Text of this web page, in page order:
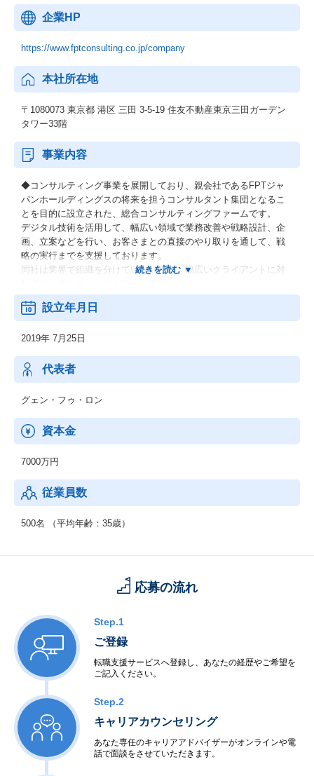
企業HP
https://www.fptconsulting.co.jp/company
本社所在地
〒1080073 東京都 港区 三田 3-5-19 住友不動産東京三田ガーデン
タワー33階
事業内容
◆コンサルティング事業を展開しており、親会社であるFPTジャ
パンホールディングスの将来を担うコンサルタント集団となるこ
とを目的に設立された、総合コンサルティングファームです。
デジタル技術を活用して、幅広い領域で業務改善や戦略設計、企
画、立案などを行い、お客さまとの直接のやり取りを通して、戦
略の実行までを支援しております。
同社は業界で組織を分けていないため、幅広いクライアントに対
【ソリューション例】
・ERP/SAP
・DX
・Salesforce
・LCP(ローコードプログラム)
・BPO
・BPG(ビジネスプロデューサー)
・MS(マネージドサービス)
設立年月日
2019年 7月25日
代表者
グェン・フゥ・ロン
資本金
7000万円
従業員数
500名 （平均年齢：35歳）
応募の流れ
Step.1
ご登録
転職支援サービスへ登録し、あなたの経歴やご希望を
ご記入ください。
Step.2
キャリアカウンセリング
あなた専任のキャリアアドバイザーがオンラインや電
話で面談をさせていただきます。